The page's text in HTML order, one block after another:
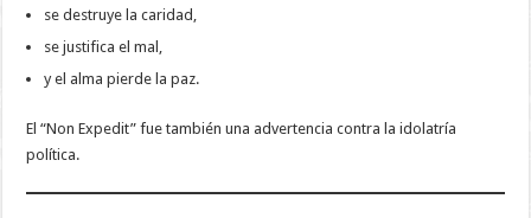
se destruye la caridad,
se justifica el mal,
y el alma pierde la paz.
El “Non Expedit” fue también una advertencia contra la idolatría
política.